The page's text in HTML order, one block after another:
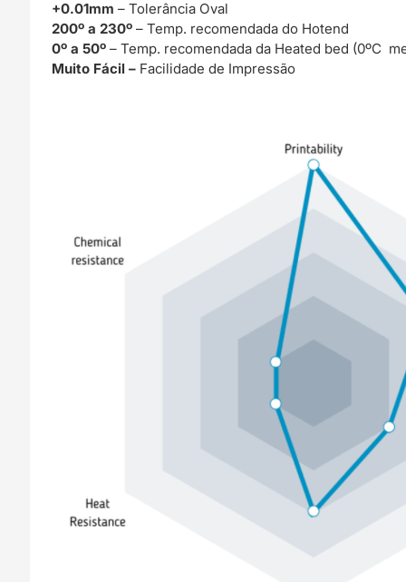
+0.01mm– Tolerância Oval
200º a 230º– Temp. recomendada do Hotend
0º a 50º– Temp. recomendada da Heated bed (0ºC
Muito Fácil – Facilidade de Impressão